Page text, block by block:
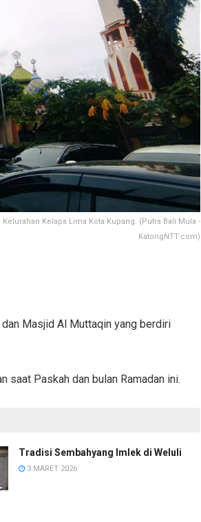
Kelapa Lima Kota Kupang. (Putra Bali Mula -
KatongNTT.com)
Masjid Al Muttaqin yang berdiri
saat Paskah dan bulan Ramadan ini.
Tradisi Sembahyang Imlek di Weluli
3 MARET 2026